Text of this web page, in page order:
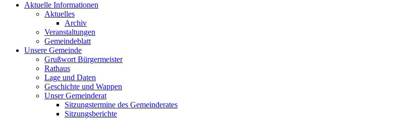
Aktuelle Informationen
Aktuelles
Archiv
Veranstaltungen
Gemeindeblatt
Unsere Gemeinde
Grußwort Bürgermeister
Rathaus
Lage und Daten
Geschichte und Wappen
Unser Gemeinderat
Sitzungstermine des Gemeinderates
Sitzungsberichte